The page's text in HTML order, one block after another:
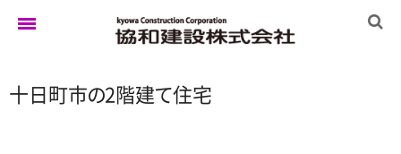
ホーム
十日町市の2階建て住宅